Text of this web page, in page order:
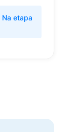
etapa